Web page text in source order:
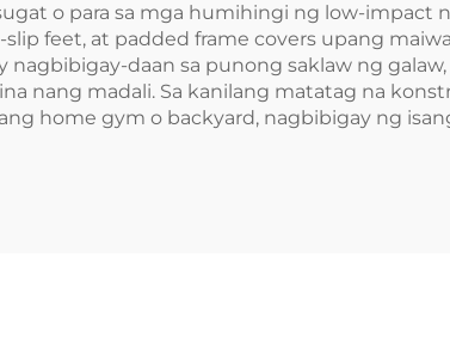
o para sa mga humihingi ng low-impact
feet, at padded frame covers upang
daan sa punong saklaw ng
nang madali. Sa kanilang matatag na
home gym o backyard, nagbibigay ng